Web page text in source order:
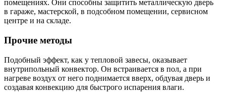
помещениях. Они способны защитить металлическую дверь
в гараже, мастерской, в подсобном помещении, сервисном
центре и на складе.
Прочие методы
Подобный эффект, как у тепловой завесы, оказывает
внутрипольный конвектор. Он встраивается в пол, а при
нагреве воздух от него поднимается вверх, обдувая дверь и
создавая конвекцию для быстрого испарения влаги.